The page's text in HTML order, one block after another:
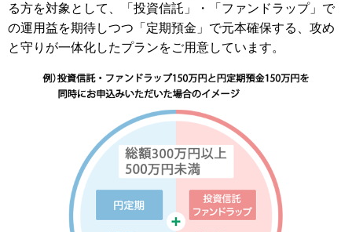
る方を対象として、「投資信託」・「ファンドラップ」で
の運用益を期待しつつ「定期預金」で元本確保する、攻め
と守りが一体化したプランをご用意しています。